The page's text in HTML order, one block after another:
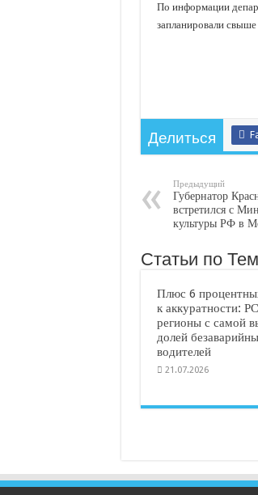
По информации
запланировали
Делиться
Предыдущий
Губернатор
встретился с
культуры РФ в
Статьи по
Плюс 6
к аккуратности:
регионы с самой
долей
водителей
21.07.2026